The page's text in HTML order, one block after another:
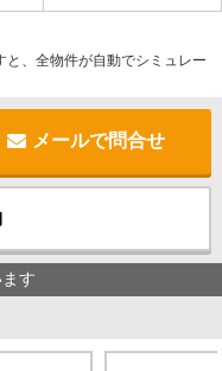
、全物件が自動でシミュレー
メールで問合せ
す